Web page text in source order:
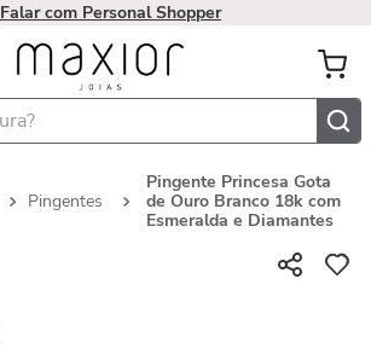
Falar com Personal Shopper
Pingentes
Pingente Princesa Gota
de Ouro Branco 18k com
Esmeralda e Diamantes